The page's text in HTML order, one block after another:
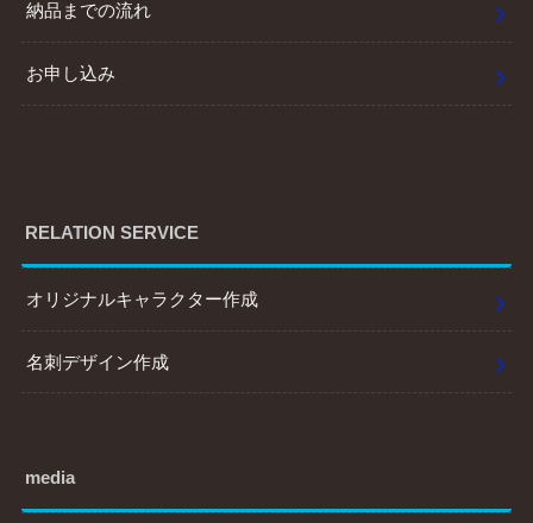
納品までの流れ
お申し込み
RELATION SERVICE
オリジナルキャラクター作成
名刺デザイン作成
media